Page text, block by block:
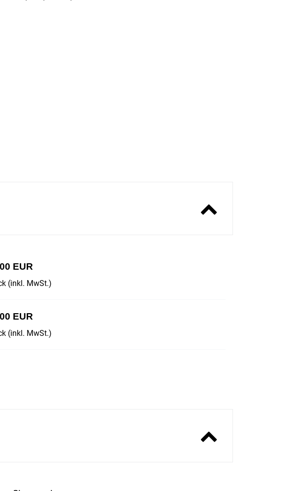
EUR
(inkl. MwSt.)
EUR
(inkl. MwSt.)